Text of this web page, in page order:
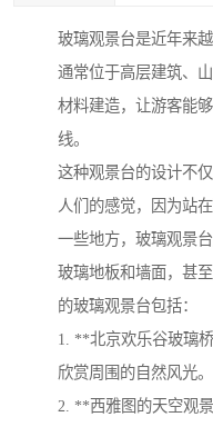
玻璃观景台是近年来
通常位于高层建筑、
材料建造，让游客能
线。
这种观景台的设计不
人们的感觉，因为站
一些地方，玻璃观景
玻璃地板和墙面，甚
的玻璃观景台包括：
1. **北京欢乐谷玻璃
欣赏周围的自然风光。
2. **西雅图的天空观